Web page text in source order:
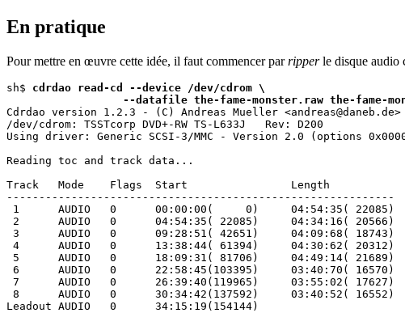
En pratique
Pour mettre en œuvre cette idée, il faut commencer parripperle disque audio
sh$ cdrdao read-cd --device /dev/cdrom \
--datafile the-fame-monster.raw the-fame-
Cdrdao version 1.2.3 - (C) Andreas Mueller <andreas@daneb.de>
/dev/cdrom: TSSTcorp DVD+-RW TS-L633J	Rev: D200
Using driver: Generic SCSI-3/MMC - Version 2.0 (options
Reading toc and track data...
Track   Mode    Flags  Start                Length
------------------------------------------------------------
1      AUDIO   0      00:00:00(     0)     04:54:35( 22085)
2      AUDIO   0      04:54:35( 22085)     04:34:16( 20566)
3      AUDIO   0      09:28:51( 42651)     04:09:68( 18743)
4      AUDIO   0      13:38:44( 61394)     04:30:62( 20312)
5      AUDIO   0      18:09:31( 81706)     04:49:14( 21689)
6      AUDIO   0      22:58:45(103395)     03:40:70( 16570)
7      AUDIO   0      26:39:40(119965)     03:55:02( 17627)
8      AUDIO   0      30:34:42(137592)     03:40:52( 16552)
Leadout AUDIO   0      34:15:19(154144)